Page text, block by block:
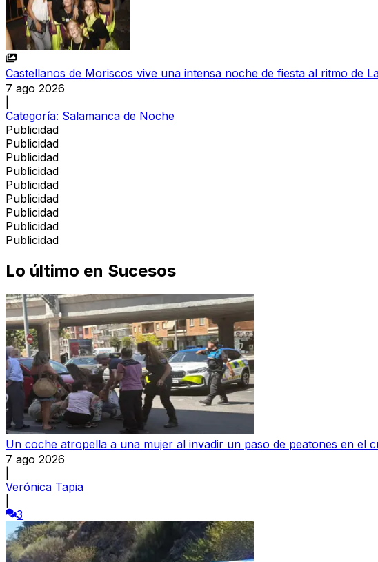
Castellanos de Moriscos vive una intensa noche de fiesta al ritmo de
7 ago 2026
Categoría: Salamanca de Noche
Publicidad
Publicidad
Publicidad
Publicidad
Publicidad
Publicidad
Publicidad
Publicidad
Publicidad
Lo último en Sucesos
Un coche atropella a una mujer al invadir un paso de peatones en el
7 ago 2026
Verónica Tapia
3